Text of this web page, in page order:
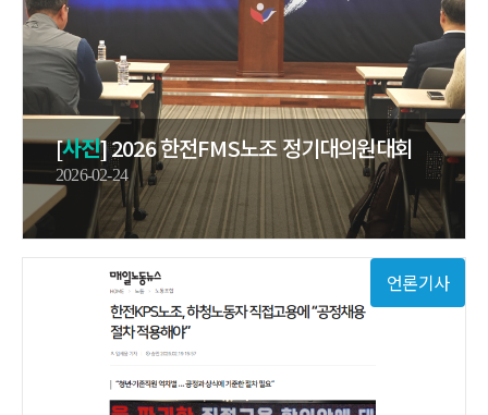
[사진] 2026 한전FMS노조 정기대의원대회
2026-02-24
언론기사